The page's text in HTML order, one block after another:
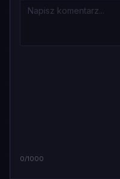
0/1000